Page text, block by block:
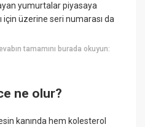
yumurtalar piyasaya
için üzerine seri numarası da
tamamını burada okuyun:
ne olur?
kanında hem kolesterol